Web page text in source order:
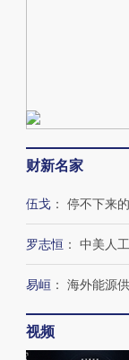
财新名家
伍戈 ： 停不下来
罗志恒 ： 中美人
易峘 ： 海外能源
视频